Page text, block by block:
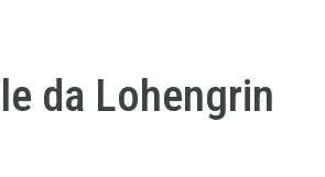
da Lohengrin